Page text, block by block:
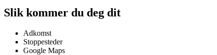
Slik kommer du deg dit
Adkomst
Stoppesteder
Google Maps